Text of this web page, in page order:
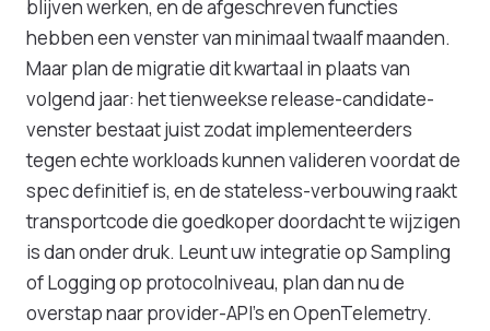
blijven werken, en de afgeschreven functies
hebben een venster van minimaal twaalf maanden.
Maar plan de migratie dit kwartaal in plaats van
volgend jaar: het tienweekse release-candidate-
venster bestaat juist zodat implementeerders
tegen echte workloads kunnen valideren voordat de
spec definitief is, en de stateless-verbouwing raakt
transportcode die goedkoper doordacht te wijzigen
is dan onder druk. Leunt uw integratie op Sampling
of Logging op protocolniveau, plan dan nu de
overstap naar provider-API's en OpenTelemetry.